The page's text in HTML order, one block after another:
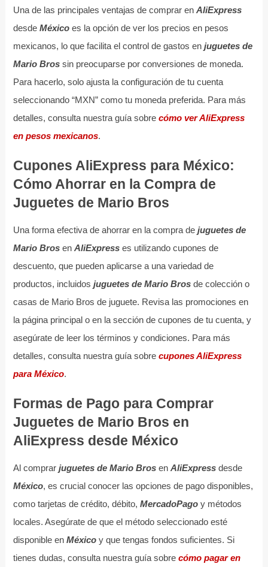
Una de las principales ventajas de comprar en AliExpress
desde Méxicoes la opción de ver los precios en pesos
mexicanos, lo que facilita el control de gastos en juguetes de
Mario Brossin preocuparse por conversiones de moneda.
Para hacerlo, solo ajusta la configuración de tu cuenta
seleccionando “MXN” como tu moneda preferida. Para más
detalles, consulta nuestra guía sobre cómo ver AliExpress
en pesos mexicanos.
Cupones AliExpress para México:
Cómo Ahorrar en la Compra de
Juguetes de Mario Bros
Una forma efectiva de ahorrar en la compra de juguetes de
Mario Brosen AliExpresses utilizando cupones de
descuento, que pueden aplicarse a una variedad de
productos, incluidos juguetes de Mario Brosde colección o
casas de Mario Bros de juguete. Revisa las promociones en
la página principal o en la sección de cupones de tu cuenta, y
asegúrate de leer los términos y condiciones. Para más
detalles, consulta nuestra guía sobre cupones AliExpress
para México.
Formas de Pago para Comprar
Juguetes de Mario Bros en
AliExpress desde México
Al comprar juguetes de Mario Brosen AliExpressdesde
México, es crucial conocer las opciones de pago disponibles,
como tarjetas de crédito, débito, MercadoPagoy métodos
locales. Asegúrate de que el método seleccionado esté
disponible en Méxicoy que tengas fondos suficientes. Si
tienes dudas, consulta nuestra guía sobre cómo pagar en